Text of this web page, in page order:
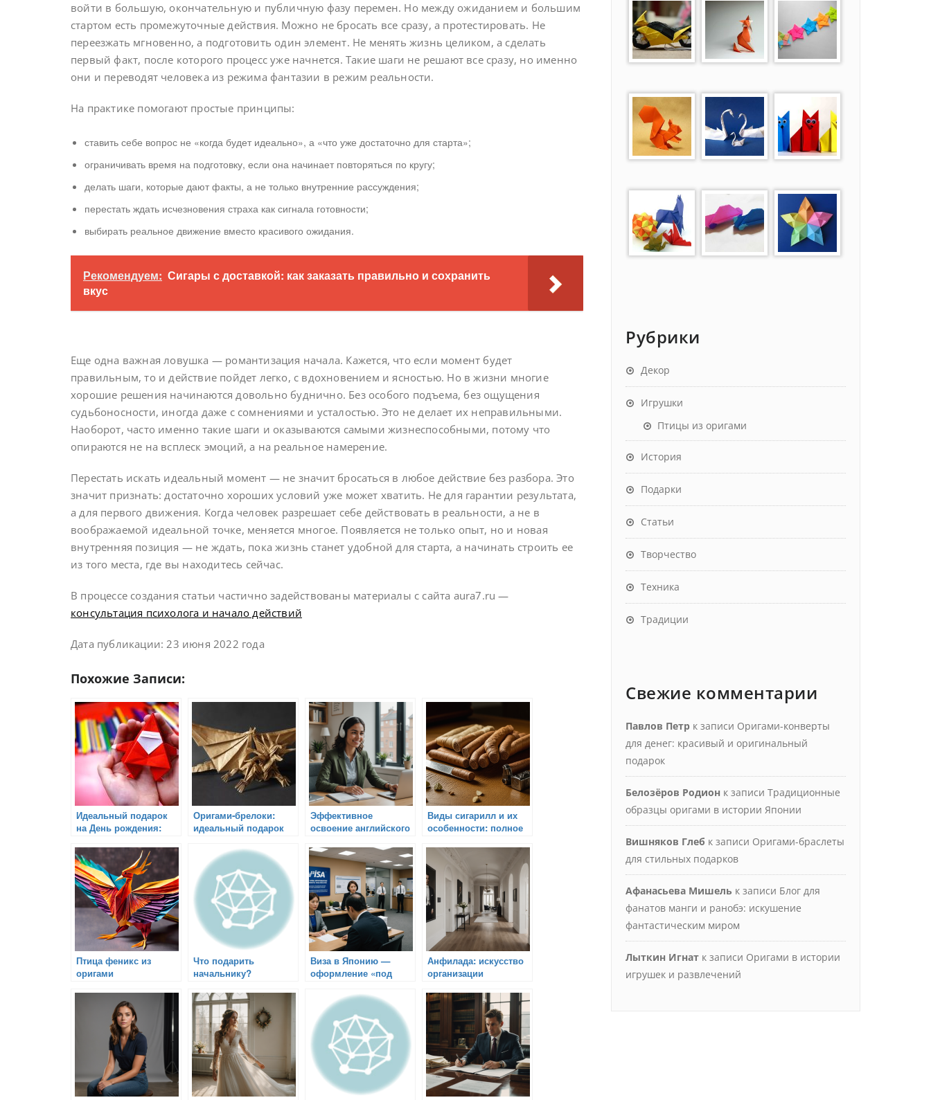
войти в большую, окончательную и публичную фазу перемен. Но между ожиданием и большим
стартом есть промежуточные действия. Можно не бросать все сразу, а протестировать. Не
переезжать мгновенно, а подготовить один элемент. Не менять жизнь целиком, а сделать
первый факт, после которого процесс уже начнется. Такие шаги не решают все сразу, но именно
они и переводят человека из режима фантазии в режим реальности.
На практике помогают простые принципы:
ставить себе вопрос не «когда будет идеально», а «что уже достаточно для старта»;
ограничивать время на подготовку, если она начинает повторяться по кругу;
делать шаги, которые дают факты, а не только внутренние рассуждения;
перестать ждать исчезновения страха как сигнала готовности;
выбирать реальное движение вместо красивого ожидания.
Рекомендуем: Сигары с доставкой: как заказать правильно и сохранить
вкус
Еще одна важная ловушка — романтизация начала. Кажется, что если момент будет
правильным, то и действие пойдет легко, с вдохновением и ясностью. Но в жизни многие
хорошие решения начинаются довольно буднично. Без особого подъема, без ощущения
судьбоносности, иногда даже с сомнениями и усталостью. Это не делает их неправильными.
Наоборот, часто именно такие шаги и оказываются самыми жизнеспособными, потому что
опираются не на всплеск эмоций, а на реальное намерение.
Перестать искать идеальный момент — не значит бросаться в любое действие без разбора. Это
значит признать: достаточно хороших условий уже может хватить. Не для гарантии результата,
а для первого движения. Когда человек разрешает себе действовать в реальности, а не в
воображаемой идеальной точке, меняется многое. Появляется не только опыт, но и новая
внутренняя позиция — не ждать, пока жизнь станет удобной для старта, а начинать строить ее
из того места, где вы находитесь сейчас.
В процессе создания статьи частично задействованы материалы с сайта aura7.ru —
консультация психолога и начало действий
Дата публикации: 23 июня 2022 года
Похожие Записи:
Идеальный подарок
на День рождения:
Оригами-брелоки:
идеальный подарок
Эффективное
освоение английского
онлайн: современное
решение для быстрого
прогресса
Виды сигарилл и их
особенности: полное
любителей и новичков
Птица феникс из
оригами
Что подарить
начальнику?
Виза в Японию —
оформление «под
недорого: цена,
список документов и
особенности процесса
через Визовый центр
VisaNS
Анфилада: искусство
организации
элегантный дизайн
интерьера
Рубрики
Декор
Игрушки
Птицы из оригами
История
Подарки
Статьи
Творчество
Техника
Традиции
Свежие комментарии
Павлов Петр к записи Оригами-конверты
для денег: красивый и оригинальный
подарок
Белозёров Родион к записи Традиционные
образцы оригами в истории Японии
Вишняков Глеб к записи Оригами-браслеты
для стильных подарков
Афанасьева Мишель к записи Блог для
фанатов манги и ранобэ: искушение
фантастическим миром
Лыткин Игнат к записи Оригами в истории
игрушек и развлечений